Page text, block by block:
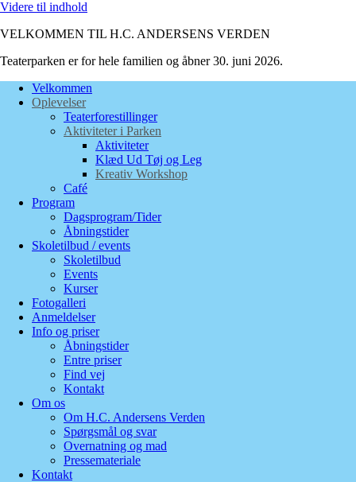
Videre til indhold
VELKOMMEN TIL H.C. ANDERSENS VERDEN
Teaterparken er for hele familien og åbner 30. juni 2026.
Velkommen
Oplevelser
Teaterforestillinger
Aktiviteter i Parken
Aktiviteter
Klæd Ud Tøj og Leg
Kreativ Workshop
Café
Program
Dagsprogram/Tider
Åbningstider
Skoletilbud / events
Skoletilbud
Events
Kurser
Fotogalleri
Anmeldelser
Info og priser
Åbningstider
Entre priser
Find vej
Kontakt
Om os
Om H.C. Andersens Verden
Spørgsmål og svar
Overnatning og mad
Pressemateriale
Kontakt